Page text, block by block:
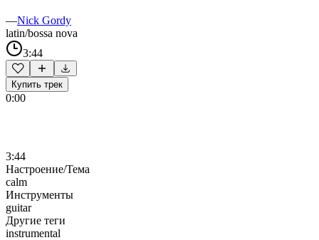
—Nick Gordy
latin/bossa nova
3:44
Купить трек
0:00
3:44
Настроение/Тема
calm
Инструменты
guitar
Другие теги
instrumental